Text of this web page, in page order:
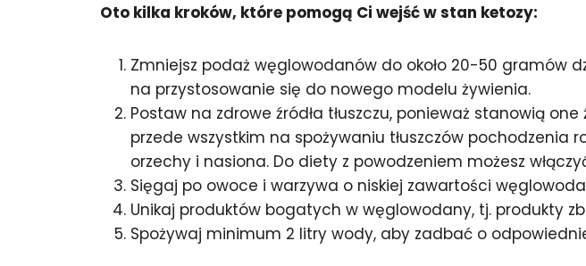
Oto kilka kroków, które pomogą Ci wejść w stan ketozy:
Zmniejsz podaż węglowodanów do około 20-50 gramów
na przystosowanie się do nowego modelu żywienia.
Postaw na zdrowe źródła tłuszczu, ponieważ stanowią
przede wszystkim na spożywaniu tłuszczów pochodzenia
orzechy i nasiona. Do diety z powodzeniem możesz
Sięgaj po owoce i warzywa o niskiej zawartości
Unikaj produktów bogatych w węglowodany, tj. produkty
Spożywaj minimum 2 litry wody, aby zadbać o